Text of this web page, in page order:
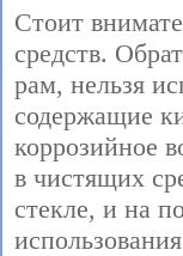
Стоит
средств.
рам, нельзя
содержащие
коррозийное
в чистящих
стекле, и на